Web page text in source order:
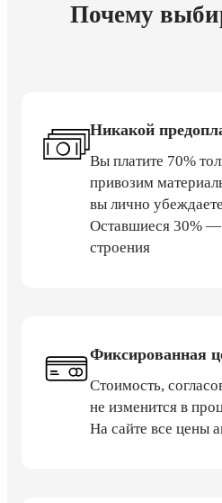
Почему
Никакой
Вы платите 70%
привозим
вы лично
Оставшиеся 30%
строения
Фиксированная
Стоимость,
не изменится в
На сайте все цены